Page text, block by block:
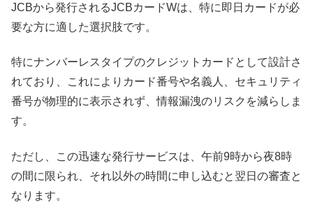
JCBから発行されるJCBカードWは、特に即日カードが必
要な方に適した選択肢です。
特にナンバーレスタイプのクレジットカードとして設計さ
れており、これによりカード番号や名義人、セキュリティ
番号が物理的に表示されず、情報漏洩のリスクを減らしま
す。
ただし、この迅速な発行サービスは、午前9時から夜8時
の間に限られ、それ以外の時間に申し込むと翌日の審査と
なります。